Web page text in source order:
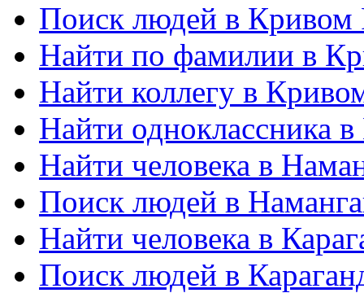
Поиск людей в Кривом
Найти по фамилии в
Найти коллегу в
Найти одноклассника
Найти человека в
Поиск людей в
Найти человека в
Поиск людей в